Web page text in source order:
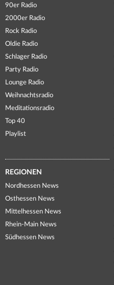
90er Radio
2000er Radio
Rock Radio
Oldie Radio
Schlager Radio
Party Radio
Lounge Radio
Weihnachtsradio
Meditationsradio
Top 40
Playlist
REGIONEN
Nordhessen News
Osthessen News
Mittelhessen News
Rhein-Main News
Südhessen News